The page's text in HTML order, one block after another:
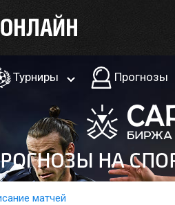
Турниры Прогнозы
матчей